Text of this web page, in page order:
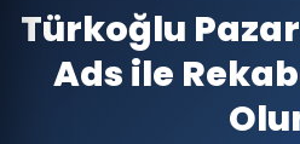
Türkoğlu
Ads ile